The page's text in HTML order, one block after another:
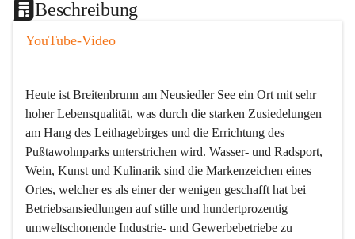
Beschreibung
YouTube-Video
Heute ist Breitenbrunn am Neusiedler See ein Ort mit sehr
hoher Lebensqualität, was durch die starken Zusiedelungen
am Hang des Leithagebirges und die Errichtung des
Pußtawohnparks unterstrichen wird. Wasser- und Radsport,
Wein, Kunst und Kulinarik sind die Markenzeichen eines
Ortes, welcher es als einer der wenigen geschafft hat bei
Betriebsansiedlungen auf stille und hundertprozentig
umweltschonende Industrie- und Gewerbebetriebe zu